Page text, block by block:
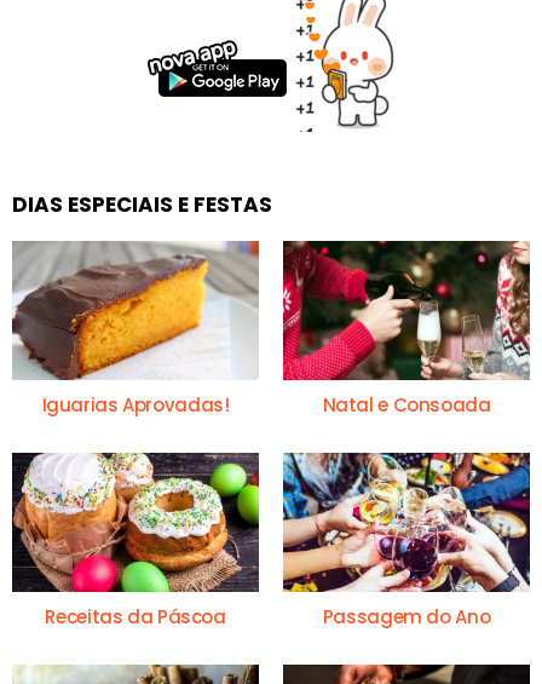
DIAS ESPECIAIS E FESTAS
Iguarias Aprovadas! Natal e Consoada
Receitas da Páscoa Passagem do Ano